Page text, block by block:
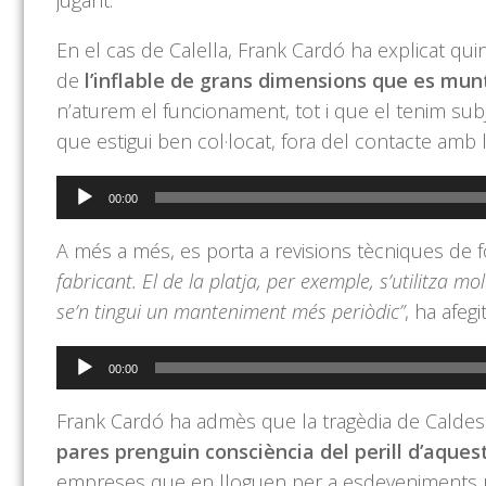
En el cas de Calella, Frank Cardó ha explicat
de l’inflable de grans dimensions que es
n’aturem el funcionament, tot i que el tenim
que estigui ben col·locat, fora del contacte amb
Reproductor
d'àudio
00:00
A més a més, es porta a revisions tècniques de
fabricant. El de la platja, per exemple, s’utilitza
se’n tingui un manteniment més periòdic”, ha
Reproductor
d'àudio
00:00
Frank Cardó ha admès que la tragèdia de
pares prenguin consciència del perill